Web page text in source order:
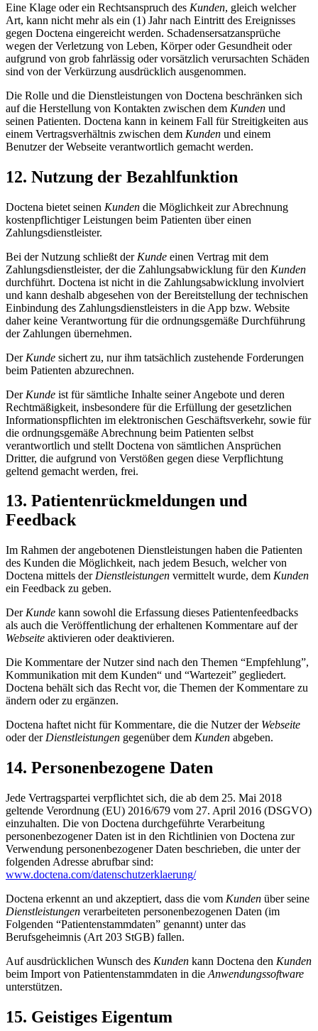
Eine Klage oder ein Rechtsanspruch des Kunden, gleich welcher
Art, kann nicht mehr als ein (1) Jahr nach Eintritt des Ereignisses
gegen Doctena eingereicht werden. Schadensersatzansprüche
wegen der Verletzung von Leben, Körper oder Gesundheit oder
aufgrund von grob fahrlässig oder vorsätzlich verursachten Schäden
sind von der Verkürzung ausdrücklich ausgenommen.
Die Rolle und die Dienstleistungen von Doctena beschränken sich
auf die Herstellung von Kontakten zwischen dem Kunden und
seinen Patienten. Doctena kann in keinem Fall für Streitigkeiten aus
einem Vertragsverhältnis zwischen dem Kunden und einem
Benutzer der Webseite verantwortlich gemacht werden.
12. Nutzung der Bezahlfunktion
Doctena bietet seinen Kunden die Möglichkeit zur Abrechnung
kostenpflichtiger Leistungen beim Patienten über einen
Zahlungsdienstleister.
Bei der Nutzung schließt der Kunde einen Vertrag mit dem
Zahlungsdienstleister, der die Zahlungsabwicklung für den Kunden
durchführt. Doctena ist nicht in die Zahlungsabwicklung involviert
und kann deshalb abgesehen von der Bereitstellung der technischen
Einbindung des Zahlungsdienstleisters in die App bzw. Website
daher keine Verantwortung für die ordnungsgemäße Durchführung
der Zahlungen übernehmen.
Der Kunde sichert zu, nur ihm tatsächlich zustehende Forderungen
beim Patienten abzurechnen.
Der Kunde ist für sämtliche Inhalte seiner Angebote und deren
Rechtmäßigkeit, insbesondere für die Erfüllung der gesetzlichen
Informationspflichten im elektronischen Geschäftsverkehr, sowie für
die ordnungsgemäße Abrechnung beim Patienten selbst
verantwortlich und stellt Doctena von sämtlichen Ansprüchen
Dritter, die aufgrund von Verstößen gegen diese Verpflichtung
geltend gemacht werden, frei.
13. Patientenrückmeldungen und
Feedback
Im Rahmen der angebotenen Dienstleistungen haben die Patienten
des Kunden die Möglichkeit, nach jedem Besuch, welcher von
Doctena mittels der Dienstleistungen vermittelt wurde, dem Kunden
ein Feedback zu geben.
Der Kunde kann sowohl die Erfassung dieses Patientenfeedbacks
als auch die Veröffentlichung der erhaltenen Kommentare auf der
Webseite aktivieren oder deaktivieren.
Die Kommentare der Nutzer sind nach den Themen “Empfehlung”,
Kommunikation mit dem Kunden“ und “Wartezeit” gegliedert.
Doctena behält sich das Recht vor, die Themen der Kommentare zu
ändern oder zu ergänzen.
Doctena haftet nicht für Kommentare, die die Nutzer der Webseite
oder der Dienstleistungen gegenüber dem Kunden abgeben.
14. Personenbezogene Daten
Jede Vertragspartei verpflichtet sich, die ab dem 25. Mai 2018
geltende Verordnung (EU) 2016/679 vom 27. April 2016 (DSGVO)
einzuhalten. Die von Doctena durchgeführte Verarbeitung
personenbezogener Daten ist in den Richtlinien von Doctena zur
Verwendung personenbezogener Daten beschrieben, die unter der
folgenden Adresse abrufbar sind:
www.doctena.com/datenschutzerklaerung/
Doctena erkennt an und akzeptiert, dass die vom Kunden über seine
Dienstleistungen verarbeiteten personenbezogenen Daten (im
Folgenden “Patientenstammdaten” genannt) unter das
Berufsgeheimnis (Art 203 StGB) fallen.
Auf ausdrücklichen Wunsch des Kunden kann Doctena den Kunden
beim Import von Patientenstammdaten in die Anwendungssoftware
unterstützen.
15. Geistiges Eigentum